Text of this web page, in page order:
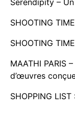
SHOOTING
SHOOTING
MAATHI PARIS
d’œuvres
SHOPPING